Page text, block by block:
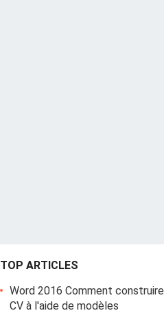
TOP ARTICLES
Word 2016 Comment
CV à l'aide de modèles